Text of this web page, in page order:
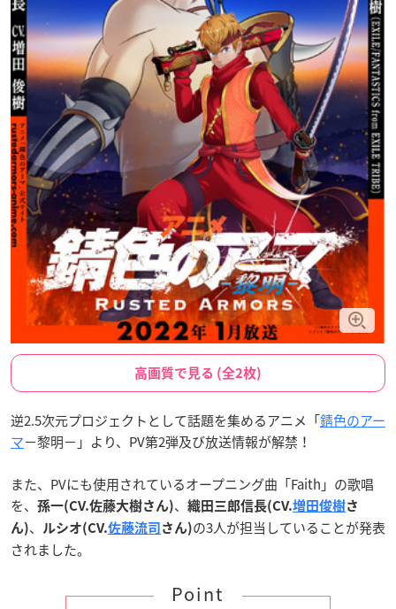
高画質で見る (全2枚)
逆2.5次元プロジェクトとして話題を集めるアニメ「錆色のアー
マ−黎明−」より、PV第2弾及び放送情報が解禁！
また、PVにも使用されているオープニング曲「Faith」の歌唱
を、
孫一(CV.佐藤大樹さん)、 織田三郎信長(CV.増田俊樹さ
ん)、 ルシオ(CV.佐藤流司 さん)の3人が担当していることが発表
されました。
Point